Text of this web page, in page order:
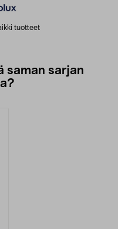
tuotteet
saman sarjan